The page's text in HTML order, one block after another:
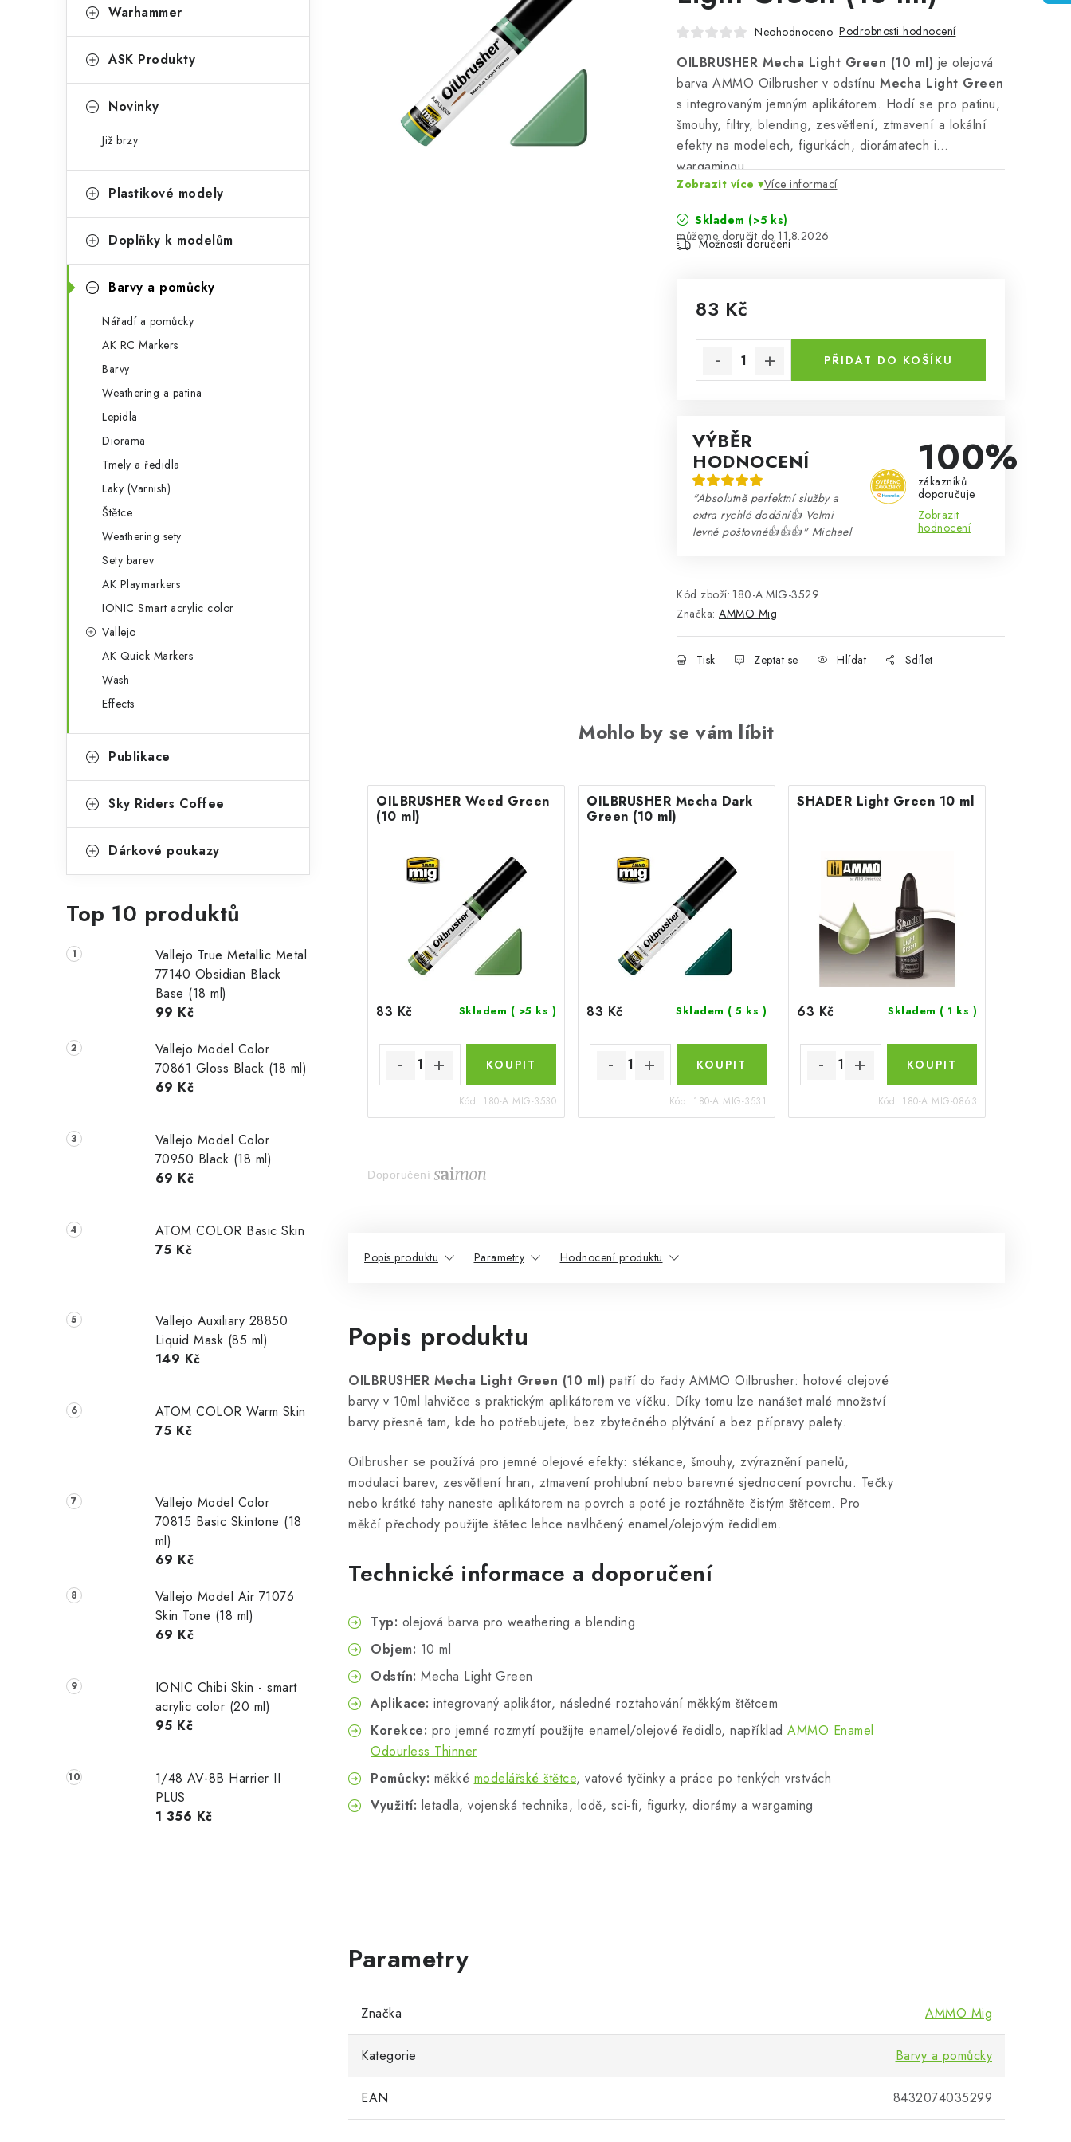
t
r
n
p
a
n
e
o
e
Warhammer
ASK Produkty
Novinky
Již brzy
Plastikové modely
Doplňky k modelům
Barvy a pomůcky
Nářadí a pomůcky
AK RC Markers
Barvy
Weathering a patina
Lepidla
Diorama
Tmely a ředidla
Laky (Varnish)
Štětce
Weathering sety
Sety barev
AK Playmarkers
IONIC Smart acrylic color
Vallejo
AK Quick Markers
Wash
Effects
Publikace
Sky Riders Coffee
Dárkové poukazy
Top 10 produktů
Vallejo True Metallic Metal
77140 Obsidian Black
Base (18 ml)
99 Kč
Vallejo Model Color
70861 Gloss Black (18 ml)
69 Kč
Vallejo Model Color
70950 Black (18 ml)
69 Kč
ATOM COLOR Basic Skin
75 Kč
Vallejo Auxiliary 28850
Liquid Mask (85 ml)
149 Kč
ATOM COLOR Warm Skin
75 Kč
Vallejo Model Color
70815 Basic Skintone (18
ml)
69 Kč
Vallejo Model Air 71076
Skin Tone (18 ml)
69 Kč
IONIC Chibi Skin - smart
acrylic color (20 ml)
95 Kč
1/48 AV-8B Harrier II
PLUS
1 356 Kč
Neohodnoceno Podrobnosti hodnocení
OILBRUSHER Mecha Light Green (10 ml) je olejová
barva AMMO Oilbrusher v odstínu Mecha Light Green
s integrovaným jemným aplikátorem. Hodí se pro patinu,
šmouhy, filtry, blending, zesvětlení, ztmavení a lokální
efekty na modelech, figurkách, diorámatech i
wargamingu.
Zobrazit více Více informací
Skladem (>5 ks)
11.8.2026
Možnosti doručení
83 Kč
PŘIDAT DO KOŠÍKU
VÝBĚR
HODNOCENÍ
"Absolutně perfektní služby a
extra rychlé dodání👍 Velmi
levné poštovné👍👍👍" Michael
100%
zákazníků
doporučuje
Zobrazit
hodnocení
Kód zboží: 180-A.MIG-3529
Značka: AMMO Mig
Tisk Zeptat se Hlídat Sdílet
Mohlo by se vám líbit
OILBRUSHER Weed Green
(10 ml)
83 Kč Skladem ( >5 ks )
Kód: 180-A.MIG-3530
OILBRUSHER Mecha Dark
Green (10 ml)
83 Kč Skladem ( 5 ks )
Kód: 180-A.MIG-3531
SHADER Light Green 10 ml
63 Kč Skladem ( 1 ks )
Kód: 180-A.MIG-0863
Doporučení
Popis produktu Parametry Hodnocení produktu
Popis produktu
OILBRUSHER Mecha Light Green (10 ml) patří do řady AMMO Oilbrusher: hotové olejové
barvy v 10ml lahvičce s praktickým aplikátorem ve víčku. Díky tomu lze nanášet malé množství
barvy přesně tam, kde ho potřebujete, bez zbytečného plýtvání a bez přípravy palety.
Oilbrusher se používá pro jemné olejové efekty: stékance, šmouhy, zvýraznění panelů,
modulaci barev, zesvětlení hran, ztmavení prohlubní nebo barevné sjednocení povrchu. Tečky
nebo krátké tahy naneste aplikátorem na povrch a poté je roztáhněte čistým štětcem. Pro
měkčí přechody použijte štětec lehce navlhčený enamel/olejovým ředidlem.
Technické informace a doporučení
Typ: olejová barva pro weathering a blending
Objem: 10 ml
Odstín: Mecha Light Green
Aplikace: integrovaný aplikátor, následné roztahování měkkým štětcem
Korekce: pro jemné rozmytí použijte enamel/olejové ředidlo, například AMMO Enamel
Odourless Thinner
Pomůcky: měkké modelářské štětce, vatové tyčinky a práce po tenkých vrstvách
Využití: letadla, vojenská technika, lodě, sci-fi, figurky, diorámy a wargaming
Značka AMMO Mig
Kategorie Barvy a pomůcky
EAN 8432074035299